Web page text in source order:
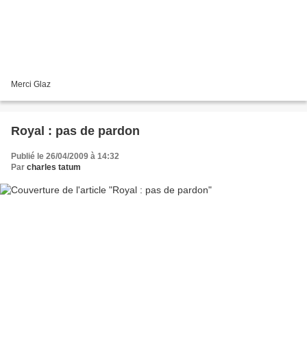
Merci Glaz
Royal : pas de pardon
Publié le 26/04/2009 à 14:32
Par charles tatum